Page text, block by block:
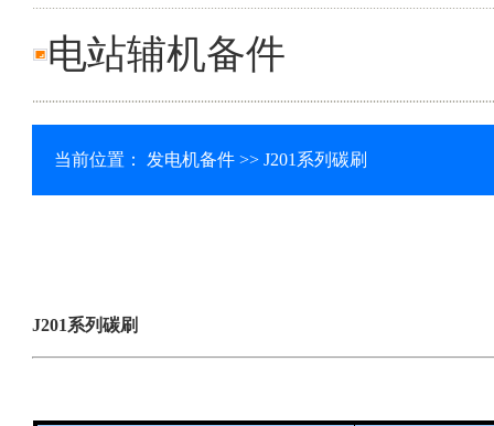
电站辅机备件
当前位置： 发电机备件 >> J201系列碳刷
J201系列碳刷